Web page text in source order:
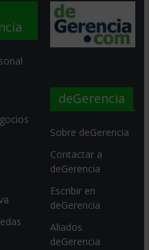
deGerencia
Sobre deGerencia
Contactar a
deGerencia
Escribir en
deGerencia
Aliados
deGerencia